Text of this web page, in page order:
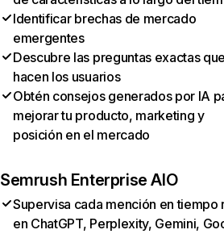
Identificar brechas de mercado
emergentes
Descubre las preguntas exactas
hacen los usuarios
Obtén consejos generados por IA
mejorar tu producto, marketing y
posición en el mercado
Semrush Enterprise AIO
Supervisa cada mención en tiempo
en ChatGPT, Perplexity, Gemini,